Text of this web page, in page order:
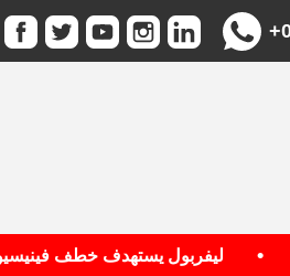
ليفربول يستهدف خطف فينيسيوس